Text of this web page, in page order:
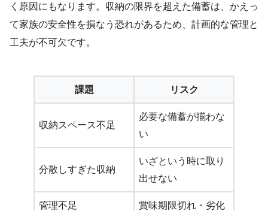
く原因にもなります。収納の限界を超えた備蓄は、かえっ
て家族の安全性を損なう恐れがあるため、計画的な管理と
工夫が不可欠です。
課題 リスク
収納スペース不足
必要な備蓄が揃わな
い
分散しすぎた収納
いざという時に取り
出せない
管理不足 賞味期限切れ・劣化